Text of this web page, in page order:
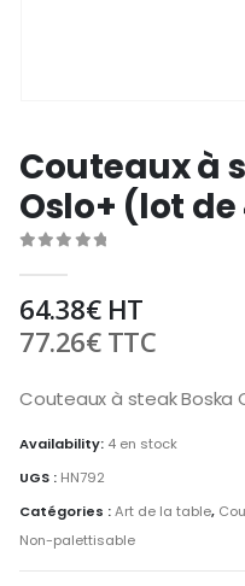
Couteaux à
Oslo+ (lot de
64.38€HT
77.26€TTC
Couteaux à steak Boska
Availability: 4 en stock
UGS : HN792
Catégories :Art de la table,
Non-palettisable